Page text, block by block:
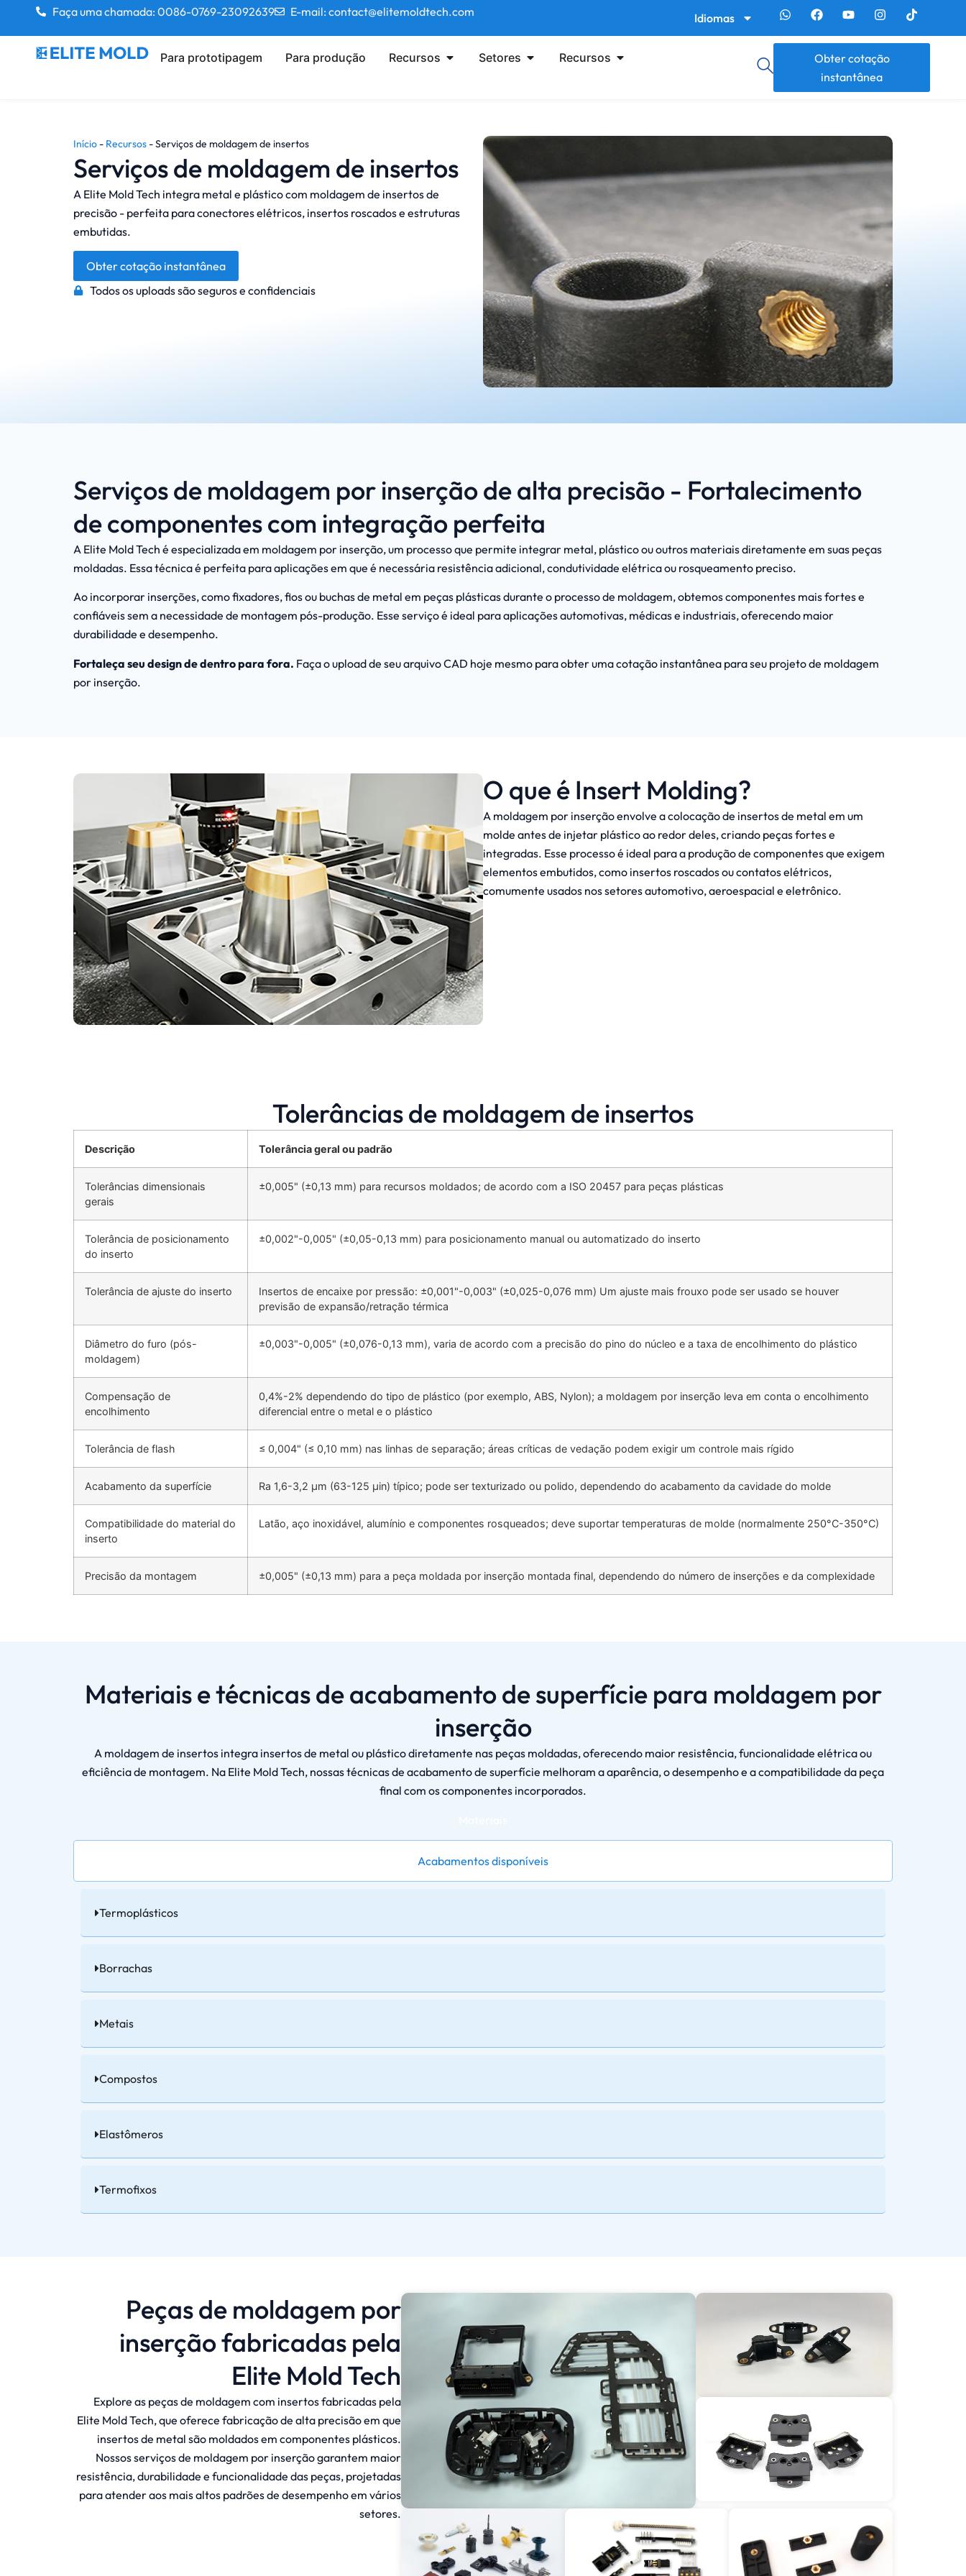
Faça uma chamada: 0086-0769-23092639 E-mail: contact@elitemoldtech.com Idiomas
Para prototipagem Para produção Recursos Setores Recursos
Obter cotação
instantânea
Início - Recursos -Serviços de moldagem de insertos
Serviços de moldagem de insertos
A Elite Mold Tech integra metal e plástico com moldagem de insertos de
precisão - perfeita para conectores elétricos, insertos roscados e estruturas
embutidas.
Obter cotação instantânea
Todos os uploads são seguros e confidenciais
Serviços de moldagem por inserção de alta precisão - Fortalecimento
de componentes com integração perfeita
A Elite Mold Tech é especializada em moldagem por inserção, um processo que permite integrar metal, plástico ou outros materiais diretamente em suas peças
moldadas. Essa técnica é perfeita para aplicações em que é necessária resistência adicional, condutividade elétrica ou rosqueamento preciso.
Ao incorporar inserções, como fixadores, fios ou buchas de metal em peças plásticas durante o processo de moldagem, obtemos componentes mais fortes e
confiáveis sem a necessidade de montagem pós-produção. Esse serviço é ideal para aplicações automotivas, médicas e industriais, oferecendo maior
durabilidade e desempenho.
Fortaleça seu design de dentro para fora. Faça o upload de seu arquivo CAD hoje mesmo para obter uma cotação instantânea para seu projeto de moldagem
por inserção.
O que é Insert Molding?
A moldagem por inserção envolve a colocação de insertos de metal em um
molde antes de injetar plástico ao redor deles, criando peças fortes e
integradas. Esse processo é ideal para a produção de componentes que exigem
elementos embutidos, como insertos roscados ou contatos elétricos,
comumente usados nos setores automotivo, aeroespacial e eletrônico.
Tolerâncias de moldagem de insertos
Descrição Tolerância geral ou padrão
Tolerâncias dimensionais
gerais
±0,005" (±0,13 mm) para recursos moldados; de acordo com a ISO 20457 para peças plásticas
Tolerância de posicionamento
do inserto
±0,002"-0,005" (±0,05-0,13 mm) para posicionamento manual ou automatizado do inserto
Tolerância de ajuste do inserto
Insertos de encaixe por pressão: ±0,001"-0,003" (±0,025-0,076 mm) Um ajuste mais frouxo pode ser usado se houver
previsão de expansão/retração térmica
Diâmetro do furo (pós-
moldagem)
±0,003"-0,005" (±0,076-0,13 mm), varia de acordo com a precisão do pino do núcleo e a taxa de encolhimento do plástico
Compensação de
encolhimento
0,4%-2% dependendo do tipo de plástico (por exemplo, ABS, Nylon); a moldagem por inserção leva em conta o encolhimento
diferencial entre o metal e o plástico
Tolerância de flash ≤ 0,004" (≤ 0,10 mm) nas linhas de separação; áreas críticas de vedação podem exigir um controle mais rígido
Acabamento da superfície Ra 1,6-3,2 μm (63-125 μin) típico; pode ser texturizado ou polido, dependendo do acabamento da cavidade do molde
Compatibilidade do material do
inserto
Latão, aço inoxidável, alumínio e componentes rosqueados; deve suportar temperaturas de molde (normalmente 250°C-350°C)
Precisão da montagem ±0,005" (±0,13 mm) para a peça moldada por inserção montada final, dependendo do número de inserções e da complexidade
Materiais e técnicas de acabamento de superfície para moldagem por
inserção
A moldagem de insertos integra insertos de metal ou plástico diretamente nas peças moldadas, oferecendo maior resistência, funcionalidade elétrica ou
eficiência de montagem. Na Elite Mold Tech, nossas técnicas de acabamento de superfície melhoram a aparência, o desempenho e a compatibilidade da peça
final com os componentes incorporados.
Acabamentos disponíveis
Termoplásticos
Borrachas
Metais
Compostos
Elastômeros
Termofixos
Peças de moldagem por
inserção fabricadas pela
Elite Mold Tech
Explore as peças de moldagem com insertos fabricadas pela
Elite Mold Tech, que oferece fabricação de alta precisão em que
insertos de metal são moldados em componentes plásticos.
Nossos serviços de moldagem por inserção garantem maior
resistência, durabilidade e funcionalidade das peças, projetadas
para atender aos mais altos padrões de desempenho em vários
setores.